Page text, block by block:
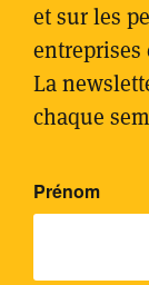
et sur les
La
chaque
Prénom
Please leave